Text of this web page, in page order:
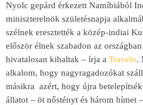
Nyolc gepárd érkezett Namíbiából
miniszterelnök születésnapja
szélnek eresztették a közép-indiai
először élnek szabadon az
hivatalosan kihaltak – írja a Travelo.
alkalom, hogy nagyragadozókat
másikra azért, hogy újra
állatot – öt nőstényt és három hímet